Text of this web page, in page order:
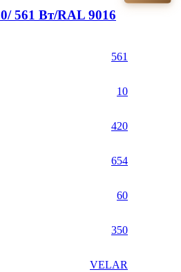
561 Bт/RAL 9016
561
10
420
654
60
350
VELAR